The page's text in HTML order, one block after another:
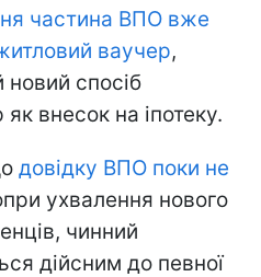
частина ВПО вже
ваучер,
спосіб
внесок на іпотеку.
довідку ВПО поки не
ухвалення нового
чинний
дійсним до певної